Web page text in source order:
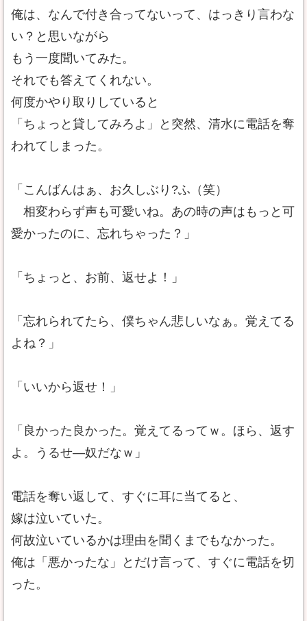
俺は、なんで付き合ってないって、はっきり言わな
い？と思いながら
もう一度聞いてみた。
それでも答えてくれない。
何度かやり取りしていると
「ちょっと貸してみろよ」と突然、清水に電話を奪
われてしまった。
「こんばんはぁ、お久しぶり?ふ（笑）
相変わらず声も可愛いね。あの時の声はもっと可
愛かったのに、忘れちゃった？」
「ちょっと、お前、返せよ！」
「忘れられてたら、僕ちゃん悲しいなぁ。覚えてる
よね？」
「いいから返せ！」
「良かった良かった。覚えてるってｗ。ほら、返す
よ。うるせ―奴だなｗ」
電話を奪い返して、すぐに耳に当てると、
嫁は泣いていた。
何故泣いているかは理由を聞くまでもなかった。
俺は「悪かったな」とだけ言って、すぐに電話を切
った。